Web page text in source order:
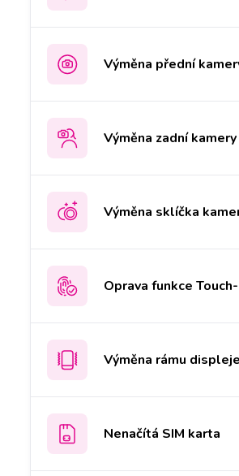
Výměna přední
Výměna zadní kamery
Výměna sklíčka
Oprava funkce
Výměna rámu displeje
Nenačítá SIM karta